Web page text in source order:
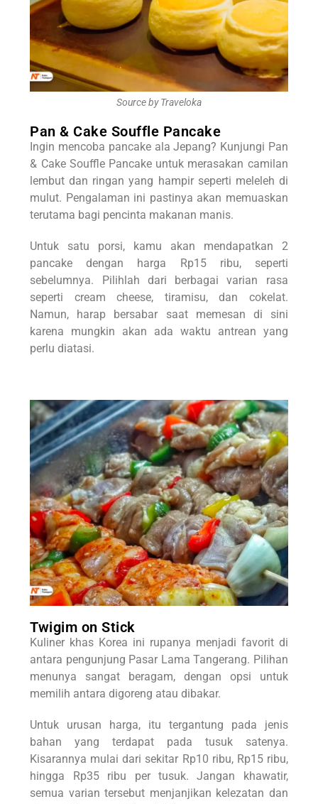
Source by Traveloka
Pan & Cake Souffle Pancake
Ingin mencoba pancake ala Jepang? Kunjungi Pan
& Cake Souffle Pancake untuk merasakan camilan
lembut dan ringan yang hampir seperti meleleh di
mulut. Pengalaman ini pastinya akan memuaskan
terutama bagi pencinta makanan manis.
Untuk satu porsi, kamu akan mendapatkan 2
pancake dengan harga Rp15 ribu, seperti
sebelumnya. Pilihlah dari berbagai varian rasa
seperti cream cheese, tiramisu, dan cokelat.
Namun, harap bersabar saat memesan di sini
karena mungkin akan ada waktu antrean yang
perlu diatasi.
Twigim on Stick
Kuliner khas Korea ini rupanya menjadi favorit di
antara pengunjung Pasar Lama Tangerang. Pilihan
menunya sangat beragam, dengan opsi untuk
memilih antara digoreng atau dibakar.
Untuk urusan harga, itu tergantung pada jenis
bahan yang terdapat pada tusuk satenya.
Kisarannya mulai dari sekitar Rp10 ribu, Rp15 ribu,
hingga Rp35 ribu per tusuk. Jangan khawatir,
semua varian tersebut menjanjikan kelezatan dan